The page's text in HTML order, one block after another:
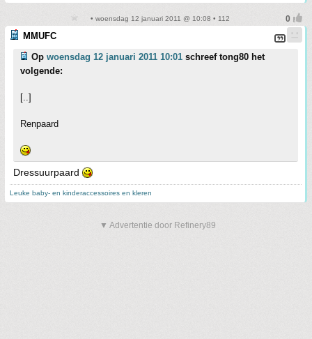
• woensdag 12 januari 2011 @ 10:08 • 112
MMUFC
Op woensdag 12 januari 2011 10:01 schreef tong80 het
volgende:
[..]
Renpaard
Dressuurpaard
Leuke baby- en kinderaccessoires en kleren
▼ Advertentie door Refinery89